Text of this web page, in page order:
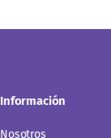
Información
Nosotros